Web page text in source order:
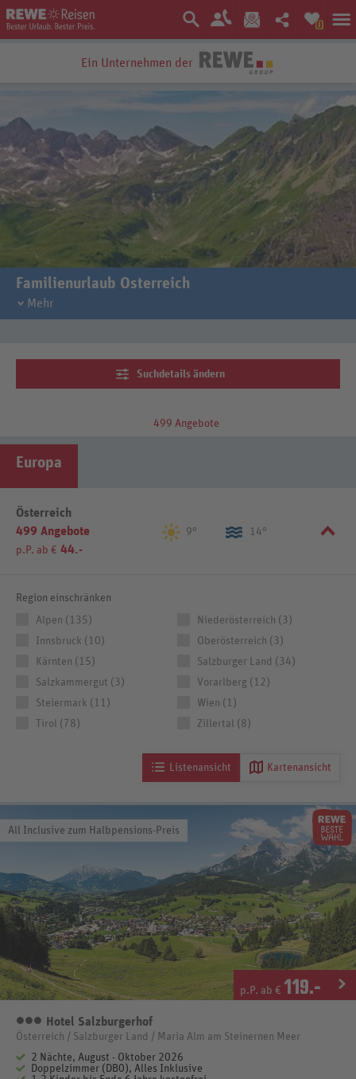
0
Bestpreis-Garantie
Ein Unternehmen der
Familienurlaub Österreich
Einen abwechslungsreichen Familienurlaub erleben Sie in Österreich!
jeder Jahreszeit eine Reise wert und präsentiert sich je nach
Mehr
499 Angebote
Suchdetails ändern
Europa
Österreich
499 Angebote
p.P. ab € 44.-
9° 14°
Region einschränken
Alpen (135)
Innsbruck (10)
Kärnten (15)
Niederösterreich (3)
Oberösterreich (3)
Salzburger Land (34)
Salzkammergut (3)
Steiermark (11)
Tirol (78)
Vorarlberg (12)
Wien (1)
Zillertal (8)
Listenansicht Kartenansicht
All Inclusive zum Halbpensions-Preis
p.P. ab € 119.-
3 Sterne
Hotel Salzburgerhof
Österreich / Salzburger Land / Maria Alm am Steinernen Meer
2 Nächte, August - Oktober 2026
Doppelzimmer (DB0), Alles Inklusive